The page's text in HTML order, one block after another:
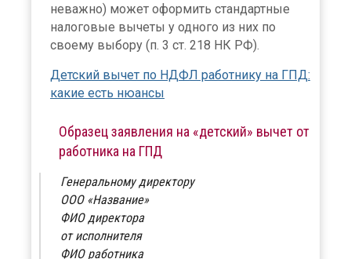
неважно) может оформить стандартные
налоговые вычеты у одного из них по
своему выбору (п. 3 ст. 218 НК РФ).
Детский вычет по НДФЛ работнику на ГПД:
какие есть нюансы
Образец заявления на «детский» вычет от
работника на ГПД
Генеральному директору
ООО «Название»
ФИО директора
от исполнителя
ФИО работника